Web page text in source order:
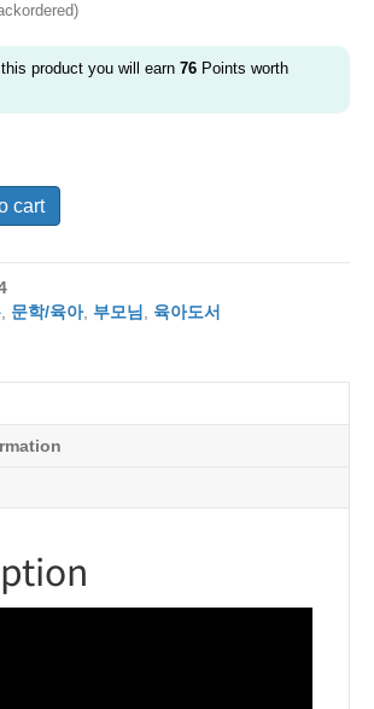
product you will earn 76 Points worth
cart
, 문학/육아, 부모님, 육아도서